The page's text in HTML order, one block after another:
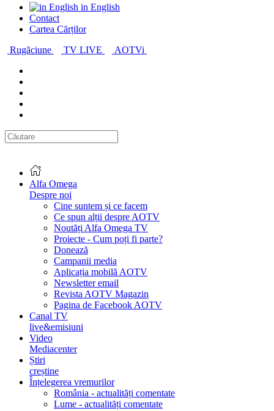
in English
Contact
Cartea Cărților
Rugăciune
TV LIVE AOTVi
Alfa Omega
Despre noi
Cine suntem și ce facem
Ce spun alții despre AOTV
Noutăți Alfa Omega TV
Proiecte - Cum poți fi parte?
Donează
Campanii media
Aplicația mobilă AOTV
Newsletter email
Revista AOTV Magazin
Pagina de Facebook AOTV
Canal TV
live&emisiuni
Video
Mediacenter
Știri
creștine
Înțelegerea vremurilor
România - actualități comentate
Lume - actualități comentate